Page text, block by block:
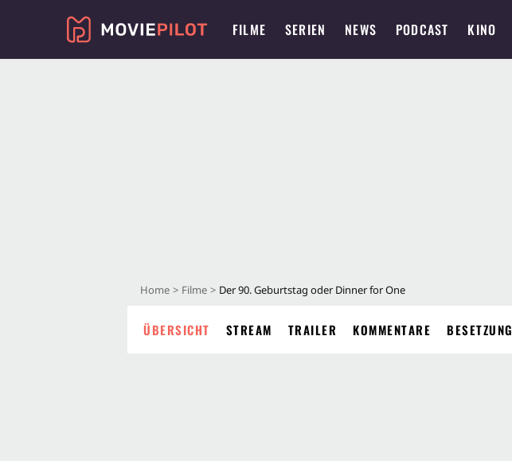
FILME SERIEN NEWS PODCAST KINO
Home Filme Der 90. Geburtstag oder Dinner for One
ÜBERSICHT STREAM TRAILER KOMMENTARE BESETZUNG